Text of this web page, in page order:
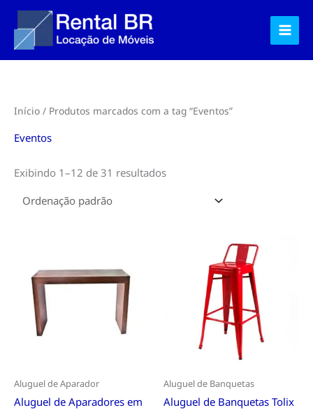
para
conteúdo
Início / Produtos marcados com a tag “Eventos”
Eventos
Exibindo 1–12 de 31 resultados
Aluguel de Aparador
Aluguel de Aparadores em
Aluguel de Banquetas
Aluguel de Banquetas Tolix